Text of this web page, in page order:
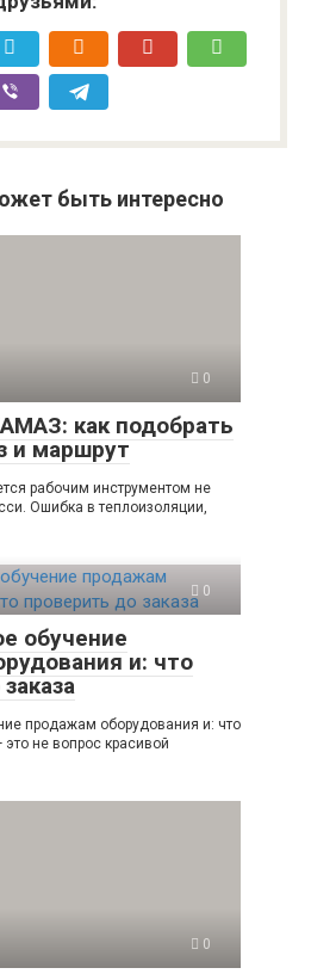
быть интересно
0
как подобрать
и маршрут
рабочим инструментом не
Ошибка в теплоизоляции,
0
обучение
и: что
продажам оборудования и: что
не вопрос красивой
0